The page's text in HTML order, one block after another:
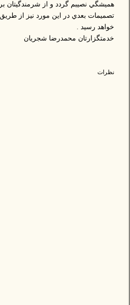
هميشگي نصيبم گردد و از شرمندگيتان
تصميمات بعدي در اين مورد نيز از
خواهد رسيد .
خدمتگزارتان محمدرضا شجريان
نظرات